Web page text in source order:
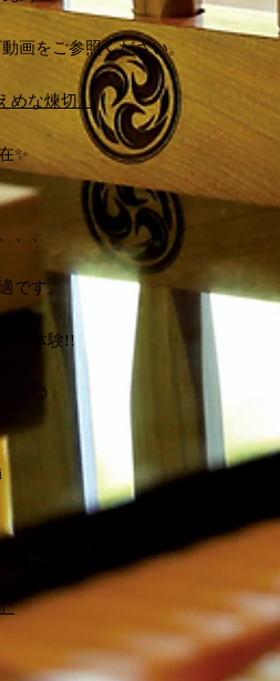
画をご参照ください。
めな煉切。
✨
、、
です。
子体験!!
す😊